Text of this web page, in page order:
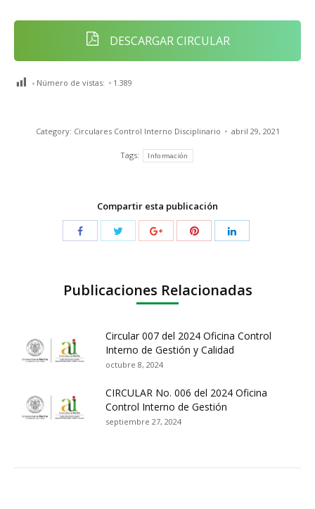
DESCARGAR CIRCULAR
Número de vistas: 1.389
Category: Circulares Control Interno Disciplinario abril 29, 2021
Tags: Información
Compartir esta publicación
Publicaciones Relacionadas
Circular 007 del 2024 Oficina Control
Interno de Gestión y Calidad
octubre 8, 2024
CIRCULAR No. 006 del 2024 Oficina
Control Interno de Gestión
septiembre 27, 2024